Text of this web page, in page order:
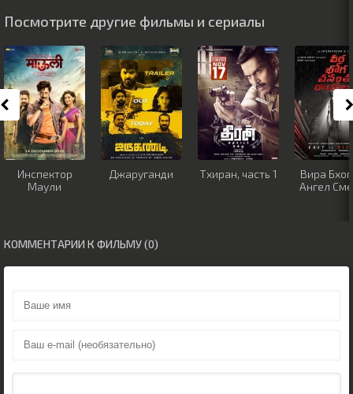
Посмотрите другие фильмы и сериалы
Инспектор
Маули
Джаруганди Тхиран, часть 1
Вира
Ангел
КОММЕНТАРИИ К ФИЛЬМУ (0)